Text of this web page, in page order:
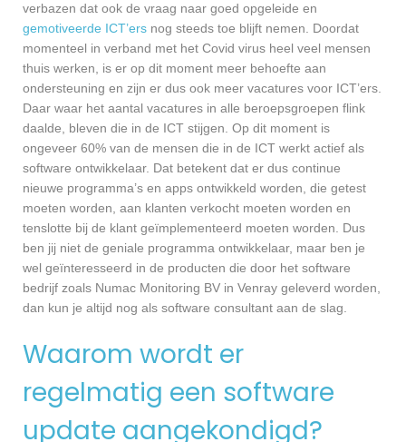
verbazen dat ook de vraag naar goed opgeleide en
gemotiveerde ICT’ers nog steeds toe blijft nemen. Doordat
momenteel in verband met het Covid virus heel veel mensen
thuis werken, is er op dit moment meer behoefte aan
ondersteuning en zijn er dus ook meer vacatures voor ICT’ers.
Daar waar het aantal vacatures in alle beroepsgroepen flink
daalde, bleven die in de ICT stijgen. Op dit moment is
ongeveer 60% van de mensen die in de ICT werkt actief als
software ontwikkelaar. Dat betekent dat er dus continue
nieuwe programma’s en apps ontwikkeld worden, die getest
moeten worden, aan klanten verkocht moeten worden en
tenslotte bij de klant geïmplementeerd moeten worden. Dus
ben jij niet de geniale programma ontwikkelaar, maar ben je
wel geïnteresseerd in de producten die door het software
bedrijf zoals Numac Monitoring BV in Venray geleverd worden,
dan kun je altijd nog als software consultant aan de slag.
Waarom wordt er
regelmatig een software
update aangekondigd?